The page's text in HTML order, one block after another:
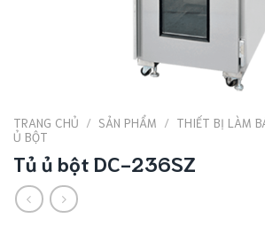
TRANG CHỦ / SẢN PHẨM / THIẾT BỊ LÀM
Ủ BỘT
Tủ ủ bột DC-236SZ